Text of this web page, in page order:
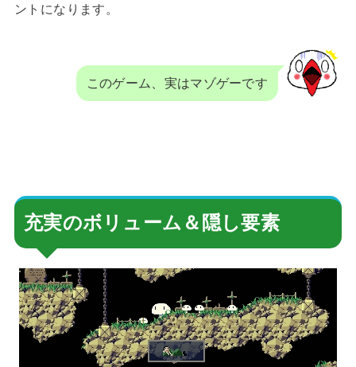
ントになります。
このゲーム、実はマゾゲーです
充実のボリューム＆隠し要素